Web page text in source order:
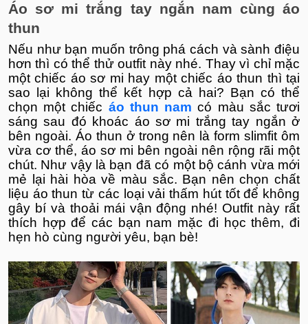
Áo sơ mi trắng tay ngắn nam cùng áo
thun
Nếu như bạn muốn trông phá cách và sành điệu
hơn thì có thể thử outfit này nhé. Thay vì chỉ mặc
một chiếc áo sơ mi hay một chiếc áo thun thì tại
sao lại không thể kết hợp cả hai? Bạn có thể
chọn một chiếc áo thun nam có màu sắc tươi
sáng sau đó khoác áo sơ mi trắng tay ngắn ở
bên ngoài. Áo thun ở trong nên là form slimfit ôm
vừa cơ thể, áo sơ mi bên ngoài nên rộng rãi một
chút. Như vậy là bạn đã có một bộ cánh vừa mới
mẻ lại hài hòa về màu sắc. Bạn nên chọn chất
liệu áo thun từ các loại vải thấm hút tốt để không
gây bí và thoải mái vận động nhé! Outfit này rất
thích hợp để các bạn nam mặc đi học thêm, đi
hẹn hò cùng người yêu, bạn bè!